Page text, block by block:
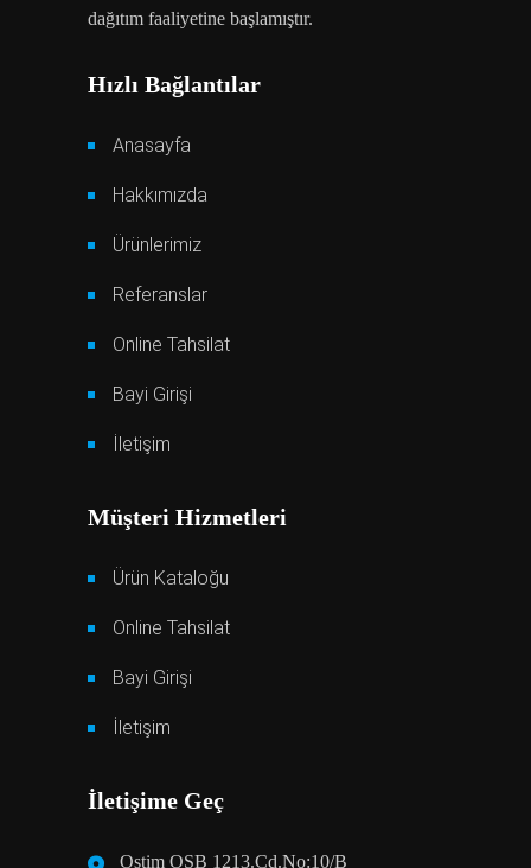
dağıtım faaliyetine başlamıştır.
Hızlı Bağlantılar
Anasayfa
Hakkımızda
Ürünlerimiz
Referanslar
Online Tahsilat
Bayi Girişi
İletişim
Müşteri Hizmetleri
Ürün Kataloğu
Online Tahsilat
Bayi Girişi
İletişim
İletişime Geç
Ostim OSB 1213.Cd.No:10/B